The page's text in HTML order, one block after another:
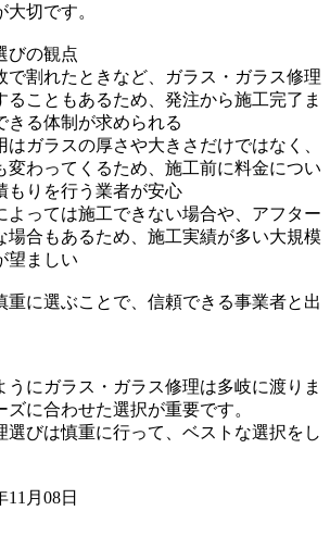
切です。
びの観点
で割れたときなど、ガラス・ガラス修理
ることもあるため、発注から施工完了ま
きる体制が求められる
ガラスの厚さや大きさだけではなく、
変わってくるため、施工前に料金につい
もりを行う業者が安心
よっては施工できない場合や、アフター
場合もあるため、施工実績が多い大規模
望ましい
重に選ぶことで、信頼できる事業者と出
うにガラス・ガラス修理は多岐に渡りま
に合わせた選択が重要です。
選びは慎重に行って、ベストな選択をし
月08日